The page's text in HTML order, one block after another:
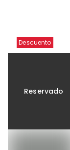
Descuento
Reservado